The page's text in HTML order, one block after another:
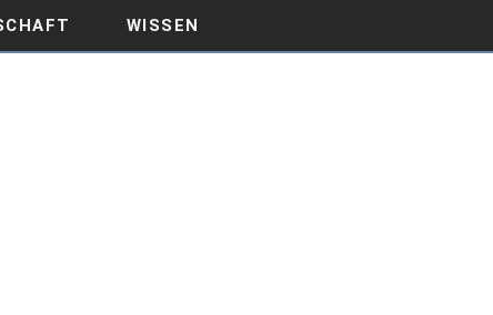
WISSEN